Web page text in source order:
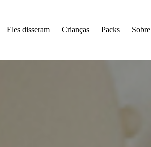
Eles disseram Crianças Packs Sobre